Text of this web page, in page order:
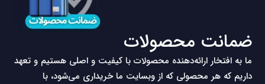
ضمانت محصولات
ما به افتخار ارائه‌دهنده محصولات با کیفیت و اصلی هستیم و تعهد
داریم که هر محصولی که از وبسایت ما خریداری می‌شود، با